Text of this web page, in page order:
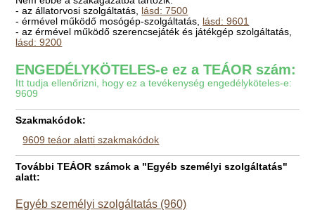
- az állatorvosi szolgáltatás, lásd: 7500
- érmével működő mosógép-szolgáltatás, lásd: 9601
- az érmével működő szerencsejáték és játékgép szolgáltatás,
lásd: 9200
ENGEDÉLYKÖTELES-e ez a TEÁOR szám:
Itt tudja ellenőrizni, hogy ez a tevékenység engedélyköteles-e:
9609
Szakmakódok:
9609 teáor alatti szakmakódok
További TEÁOR számok a "Egyéb személyi szolgáltatás"
alatt:
Egyéb személyi szolgáltatás (960)